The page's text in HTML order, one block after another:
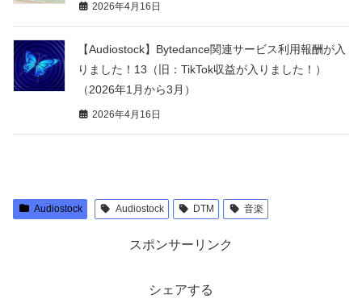
2026年4月16日
【Audiostock】Bytedance関連サービス利用報酬が入
りました！13（旧：TikTok収益が入りました！）
（2026年1月から3月）
2026年4月16日
Audiostock Audiostock DTM 音楽
スポンサーリンク
シェアする